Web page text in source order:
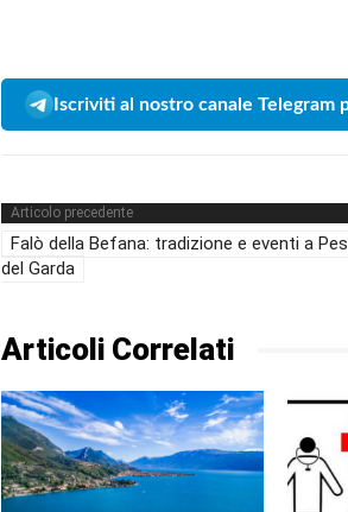
Iscriviti al nostro canale
Articolo precedente
Falò della Befana: tradizione e eventi a
del Garda
Articoli Correlati